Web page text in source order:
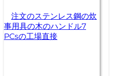
注文のステンレス鋼の炊
事用具の木のハンドル7
PCsの工場直接